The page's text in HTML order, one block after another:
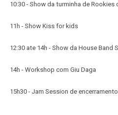
10:30 - Show da turminha de Rookies
11h - Show Kiss for kids
12:30 ate 14h - Show da House Band
14h - Workshop com Giu Daga
15h30 - Jam Session de encerramento